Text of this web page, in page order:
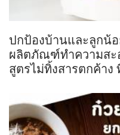
ปกป้องบ้านและลูกน้อ
ผลิตภัณฑ์ทำความสะ
สูตรไม่ทิ้งสารตกค้า